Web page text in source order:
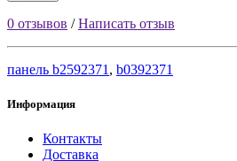
0 отзывов /Написать отзыв
панель b2592371 , b0392371
Информация
Контакты
Доставка